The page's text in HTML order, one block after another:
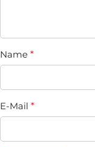
Name *
E-Mail *